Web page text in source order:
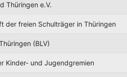
Thüringen e.V.
der freien Schulträger in Thüringen
(BLV)
Kinder- und Jugendgremien